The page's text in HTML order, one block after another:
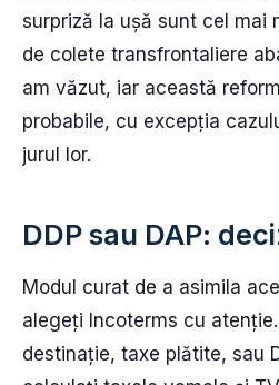
surpriză la ușă sunt cel mai
de colete transfrontaliere
am văzut, iar această
probabile, cu excepția
jurul lor.
DDP sau DAP:
Modul curat de a asimila
alegeți Incoterms cu
destinație, taxe plătite, sau